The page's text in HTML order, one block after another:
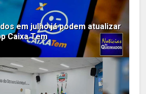
em julho já podem atualizar
Caixa Tem